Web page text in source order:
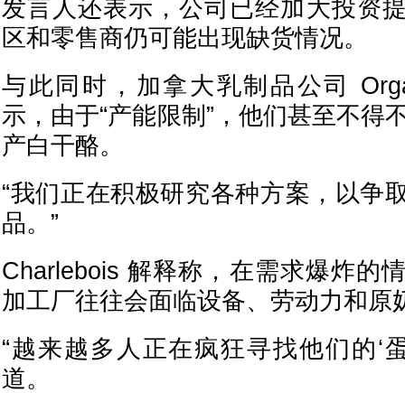
发言人还表示，公司已经加大投资
区和零售商仍可能出现缺货情况。
与此同时，加拿大乳制品公司
示，由于“产能限制”，他们甚至不得
产白干酪。
“我们正在积极研究各种方案，以争
品。”
Charlebois 解释称，在需求爆炸的
加工厂往往会面临设备、劳动力和原
“越来越多人正在疯狂寻找他们的‘
道。